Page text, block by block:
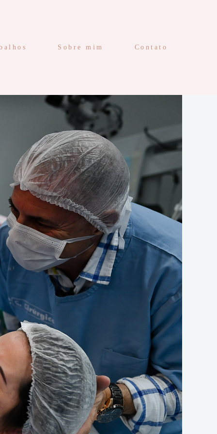
Sobre mim Contato